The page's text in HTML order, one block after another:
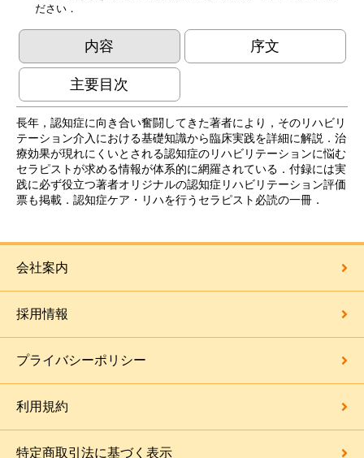
ださい．
内容 序文
主要目次
長年，認知症に向き合い奮闘してきた著者により，そのリハビリ
テーション介入における基礎知識から臨床実践を詳細に解説．治
療効果が現れにくいとされる認知症のリハビリテーションに悩む
セラピストが求める情報が体系的に網羅されている．付録には実
践に必ず役立つ著者オリジナルの認知症リハビリテーション評価
票も掲載．認知症ケア・リハを行うセラピスト必読の一冊．
会社案内
採用情報
プライバシーポリシー
利用規約
特定商取引法に基づく表示